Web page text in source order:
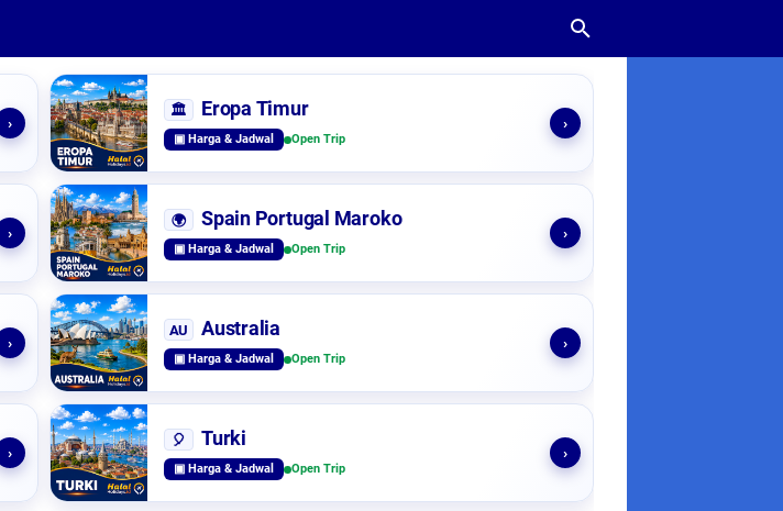
›
🏛️ Eropa Timur
▣ Harga & Jadwal Open Trip
›
›
🌍 Spain Portugal Maroko
▣ Harga & Jadwal Open Trip
›
›
AU Australia
▣ Harga & Jadwal Open Trip
›
›
🎈 Turki
▣ Harga & Jadwal Open Trip
›